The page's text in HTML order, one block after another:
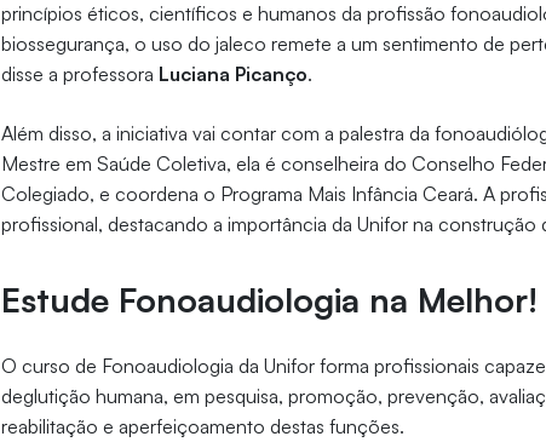
princípios éticos, científicos e humanos da profissão
biossegurança, o uso do jaleco remete a um sentimento de
disse a professora Luciana Picanço.
Além disso, a iniciativa vai contar com a palestra da
Mestre em Saúde Coletiva, ela é conselheira do Conselho
Colegiado, e coordena o Programa Mais Infância Ceará. A
profissional, destacando a importância da Unifor na construção
Estude Fonoaudiologia na Melhor!
O curso de Fonoaudiologia da Unifor forma profissionais
deglutição humana, em pesquisa, promoção, prevenção,
reabilitação e aperfeiçoamento destas funções.